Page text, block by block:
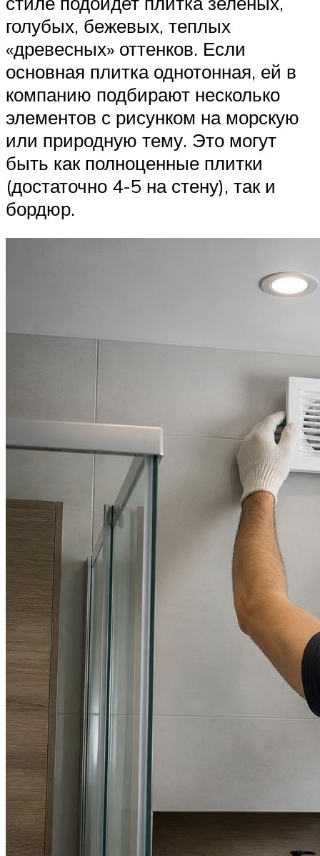
голубых, бежевых, теплых
«древесных» оттенков. Если
основная плитка однотонная, ей в
компанию подбирают несколько
элементов с рисунком на морскую
или природную тему. Это могут
быть как полноценные плитки
(достаточно 4-5 на стену), так и
бордюр.